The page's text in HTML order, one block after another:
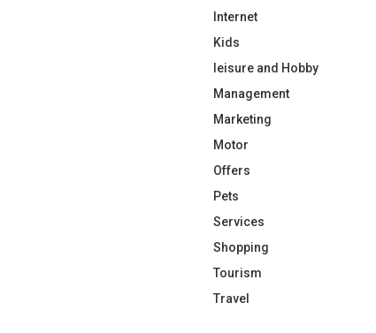
Internet
Kids
leisure and Hobby
Management
Marketing
Motor
Offers
Pets
Services
Shopping
Tourism
Travel